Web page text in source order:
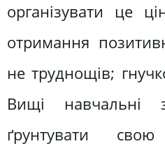
організувати це
отримання
не труднощів;
Вищі навчальні
ґрунтувати